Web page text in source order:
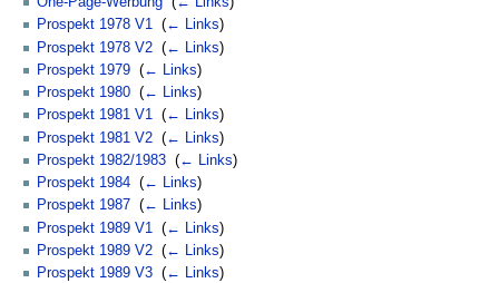
Prospekt 1978 V1 (← Links)
Prospekt 1978 V2 (← Links)
Prospekt 1979 (← Links)
Prospekt 1980 (← Links)
Prospekt 1981 V1 (← Links)
Prospekt 1981 V2 (← Links)
Prospekt 1982/1983 (← Links)
Prospekt 1984 (← Links)
Prospekt 1987 (← Links)
Prospekt 1989 V1
(← Links)
Prospekt 1989 V2 (← Links)
Prospekt 1989 V3 (← Links)